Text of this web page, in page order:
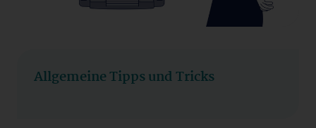
Allgemeine Tipps und Tricks